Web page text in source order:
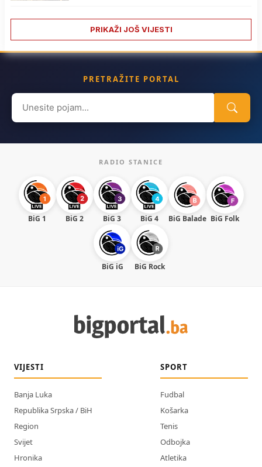
PRIKAŽI JOŠ VIJESTI
PRETRAŽITE PORTAL
Search
for:
RADIO STANICE
BiG 1 BiG 2 BiG 3 BiG 4 BiG Balade BiG Folk
BiG iG BiG Rock
VIJESTI
Banja Luka
Republika Srpska / BiH
Region
Svijet
Hronika
SPORT
Fudbal
Košarka
Tenis
Odbojka
Atletika